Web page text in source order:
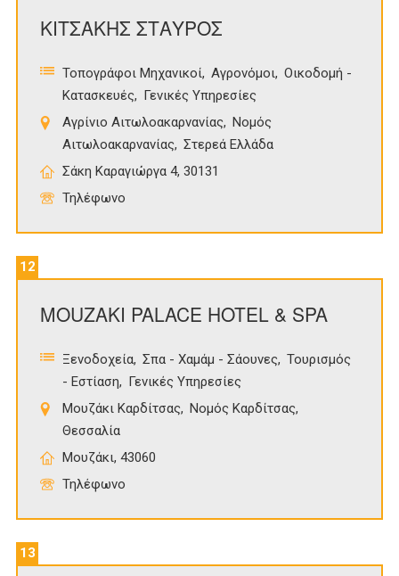
ΚΙΤΣΑΚΗΣ ΣΤΑΥΡΟΣ
Τοπογράφοι Μηχανικοί Αγρονόμοι Οικοδομή -
Κατασκευές
Γενικές Υπηρεσίες
Αγρίνιο Αιτωλοακαρνανίας
Νομός
Αιτωλοακαρνανίας
Στερεά Ελλάδα
Σάκη Καραγιώργα 4, 30131
Τηλέφωνο
12
MOUZAKI PALACE HOTEL & SPA
Ξενοδοχεία Σπα - Χαμάμ - Σάουνες
Τουρισμός
- Εστίαση
Γενικές Υπηρεσίες
Μουζάκι Καρδίτσας
Νομός Καρδίτσας
Θεσσαλία
Μουζάκι, 43060
Τηλέφωνο
13